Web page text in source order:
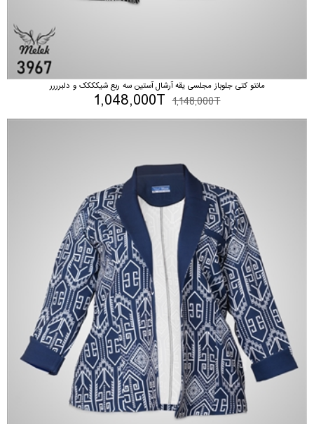
مانتو کتی جلوباز مجلسی یقه آرشال آستین سه ربع شیکککک و دلبرررر
1,148,000T
1,048,000T